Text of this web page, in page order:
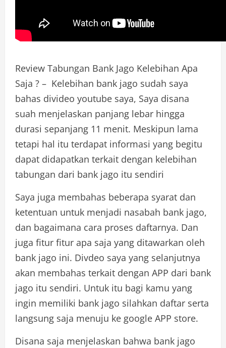
Review Tabungan Bank Jago Kelebihan Apa
Saja ? – Kelebihan bank jago sudah saya
bahas divideo youtube saya, Saya disana
suah menjelaskan panjang lebar hingga
durasi sepanjang 11 menit. Meskipun lama
tetapi hal itu terdapat informasi yang begitu
dapat didapatkan terkait dengan kelebihan
tabungan dari bank jago itu sendiri
Saya juga membahas beberapa syarat dan
ketentuan untuk menjadi nasabah bank jago,
dan bagaimana cara proses daftarnya. Dan
juga fitur fitur apa saja yang ditawarkan oleh
bank jago ini. Divdeo saya yang selanjutnya
akan membahas terkait dengan APP dari bank
jago itu sendiri. Untuk itu bagi kamu yang
ingin memiliki bank jago silahkan daftar serta
langsung saja menuju ke google APP store.
Disana saja menjelaskan bahwa bank jago